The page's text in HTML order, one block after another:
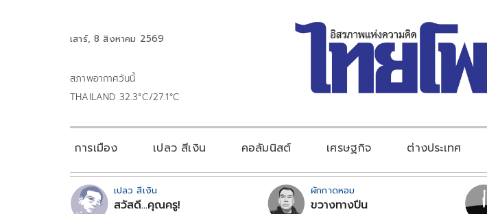
เสาร์, 8 สิงหาคม 2569
สภาพอากาศวันนี้
THAILAND 32.3°C/27.1°C
การเมือง เปลว สีเงิน คอลัมนิสต์ เศรษฐกิจ ต่างประเทศ
เปลว สีเงิน
สวัสดี...คุณครู!
ผักกาดหอม
ขวางทางปืน